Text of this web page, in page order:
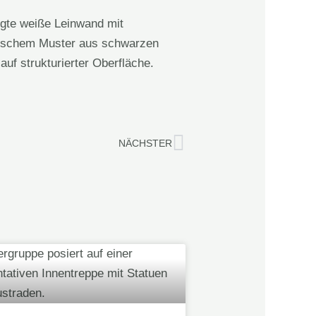
NÄCHSTERNächster